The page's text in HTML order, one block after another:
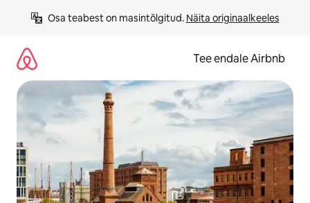
Osa teabest on masintõlgitud. Näita originaalkeeles
Tee endale Airbnb